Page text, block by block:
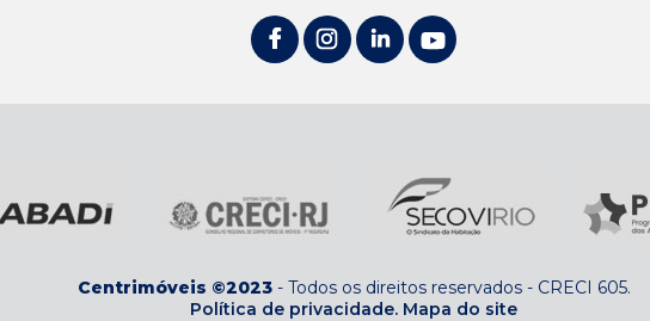
Centrimóveis ©2023- Todos os direitos reservados- CRECI 605.
Política de privacidade. Mapa do site